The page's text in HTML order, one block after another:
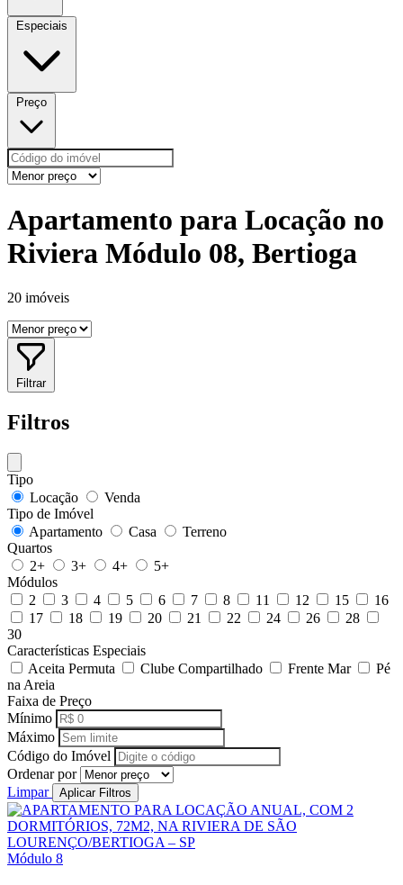
Especiais
Preço
Apartamento para Locação no
Riviera Módulo 08, Bertioga
20 imóveis
Filtrar
Filtros
Tipo
Locação
Venda
Tipo de Imóvel
Apartamento
Casa
Terreno
Quartos
2+
3+ 4+
5+
Módulos
2
3 4 5 6 7 8 11 12 15
16
17
18 19 20 21 22 24 26
28
30
Características Especiais
Aceita Permuta
Clube Compartilhado Frente Mar
Pé
na Areia
Faixa de Preço
Mínimo
Máximo
Código do Imóvel
Ordenar por
Limpar
Aplicar Filtros
Módulo 8